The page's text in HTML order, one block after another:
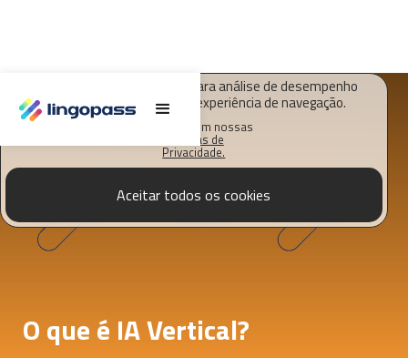
O Lingopass utiliza cookies para análise de desempenho
deste site e melhorar sua experiência de navegação.
Saiba mais em nossas
Políticas de
Privacidade.
Aceitar todos os cookies
O que é IA Vertical?